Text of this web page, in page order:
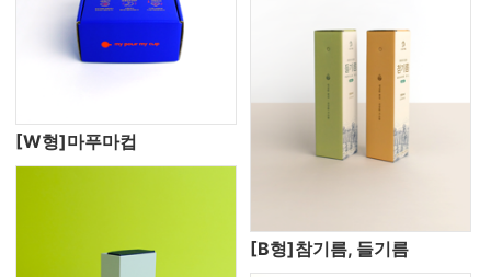
[W형]마푸마컵
[B형]참기름, 들기름